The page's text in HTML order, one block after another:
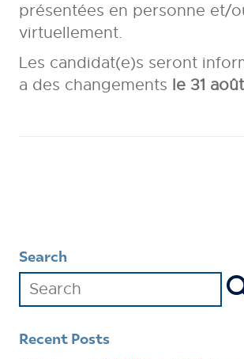
présentées en personne et/
virtuellement.
Les candidat(e)s seront
a des changements le 31
Search
Recent Posts